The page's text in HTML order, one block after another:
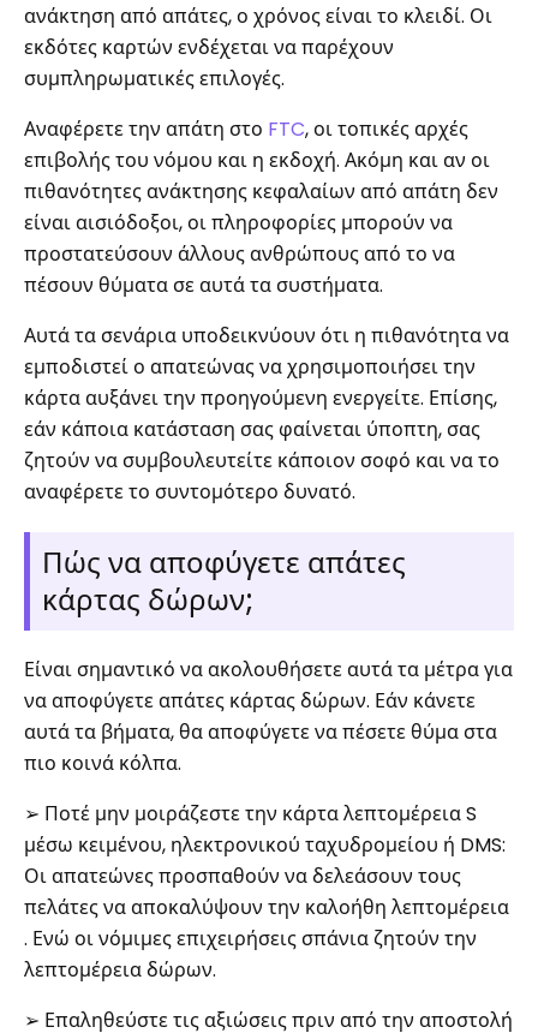
ανάκτηση από απάτες, ο χρόνος είναι το κλειδί. Οι
εκδότες καρτών ενδέχεται να παρέχουν
συμπληρωματικές επιλογές.
Αναφέρετε την απάτη στο FTC, οι τοπικές αρχές
επιβολής του νόμου και η εκδοχή. Ακόμη και αν οι
πιθανότητες ανάκτησης κεφαλαίων από απάτη δεν
είναι αισιόδοξοι, οι πληροφορίες μπορούν να
προστατεύσουν άλλους ανθρώπους από το να
πέσουν θύματα σε αυτά τα συστήματα.
Αυτά τα σενάρια υποδεικνύουν ότι η πιθανότητα να
εμποδιστεί ο απατεώνας να χρησιμοποιήσει την
κάρτα αυξάνει την προηγούμενη ενεργείτε. Επίσης,
εάν κάποια κατάσταση σας φαίνεται ύποπτη, σας
ζητούν να συμβουλευτείτε κάποιον σοφό και να το
αναφέρετε το συντομότερο δυνατό.
Πώς να αποφύγετε απάτες
κάρτας δώρων;
Είναι σημαντικό να ακολουθήσετε αυτά τα μέτρα για
να αποφύγετε απάτες κάρτας δώρων. Εάν κάνετε
αυτά τα βήματα, θα αποφύγετε να πέσετε θύμα στα
πιο κοινά κόλπα.
➢ Ποτέ μην μοιράζεστε την κάρτα λεπτομέρεια S
μέσω κειμένου, ηλεκτρονικού ταχυδρομείου ή DMS:
Οι απατεώνες προσπαθούν να δελεάσουν τους
πελάτες να αποκαλύψουν την καλοήθη λεπτομέρεια
. Ενώ οι νόμιμες επιχειρήσεις σπάνια ζητούν την
λεπτομέρεια δώρων.
➢ Επαληθεύστε τις αξιώσεις πριν από την αποστολή